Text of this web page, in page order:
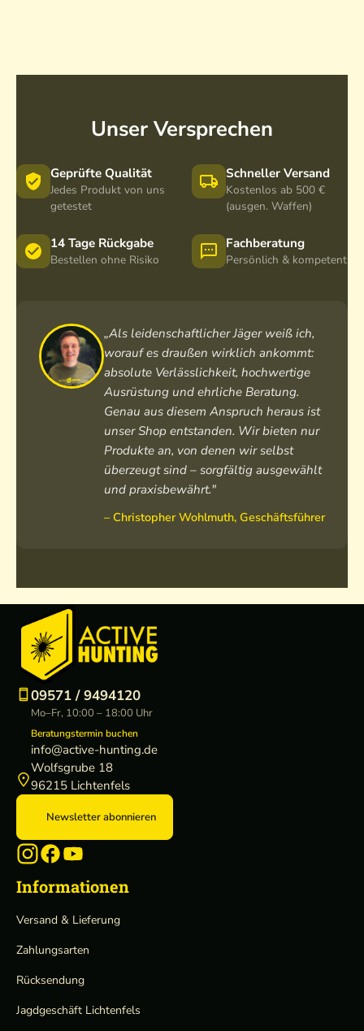
u
e
E
d
t
i
n
r
a
e
Unser Versprechen
Geprüfte Qualität
Jedes Produkt von uns
getestet
Schneller Versand
Kostenlos ab 500 €
(ausgen. Waffen)
14 Tage Rückgabe
Bestellen ohne Risiko
Fachberatung
Persönlich & kompetent
„Als leidenschaftlicher Jäger weiß ich,
worauf es draußen wirklich ankommt:
absolute Verlässlichkeit, hochwertige
Ausrüstung und ehrliche Beratung.
Genau aus diesem Anspruch heraus ist
unser Shop entstanden. Wir bieten nur
Produkte an, von denen wir selbst
überzeugt sind – sorgfältig ausgewählt
und praxisbewährt."
– Christopher Wohlmuth, Geschäftsführer
09571 / 9494120
Mo–Fr, 10:00 – 18:00 Uhr
Beratungstermin buchen
info@active-hunting.de
Wolfsgrube 18
96215 Lichtenfels
Newsletter abonnieren
Informationen
Versand & Lieferung
Zahlungsarten
Rücksendung
Jagdgeschäft Lichtenfels